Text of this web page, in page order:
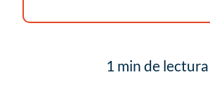
1 min de lectura